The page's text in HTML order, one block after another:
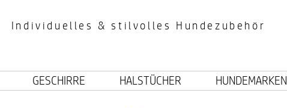
Individuelles & stilvolles Hundezubehör
GESCHIRRE HALSTÜCHER HUNDEMARKEN